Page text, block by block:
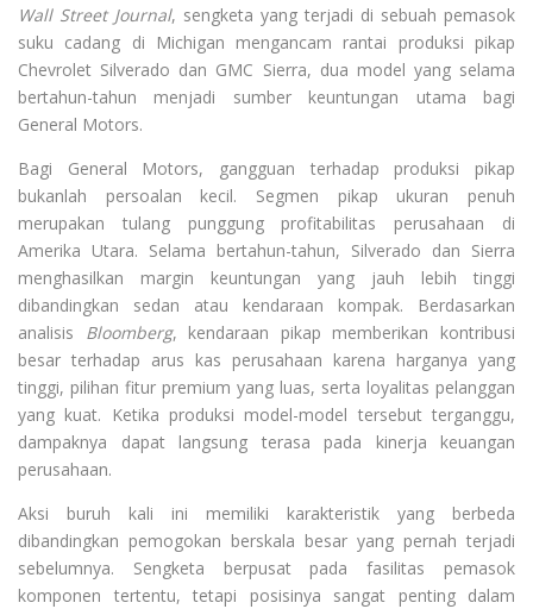
Wall Street Journal, sengketa yang terjadi di sebuah pemasok
suku cadang di Michigan mengancam rantai produksi pikap
Chevrolet Silverado dan GMC Sierra, dua model yang selama
bertahun-tahun menjadi sumber keuntungan utama bagi
General Motors.
Bagi General Motors, gangguan terhadap produksi pikap
bukanlah persoalan kecil. Segmen pikap ukuran penuh
merupakan tulang punggung profitabilitas perusahaan di
Amerika Utara. Selama bertahun-tahun, Silverado dan Sierra
menghasilkan margin keuntungan yang jauh lebih tinggi
dibandingkan sedan atau kendaraan kompak. Berdasarkan
analisis Bloomberg, kendaraan pikap memberikan kontribusi
besar terhadap arus kas perusahaan karena harganya yang
tinggi, pilihan fitur premium yang luas, serta loyalitas pelanggan
yang kuat. Ketika produksi model-model tersebut terganggu,
dampaknya dapat langsung terasa pada kinerja keuangan
perusahaan.
Aksi buruh kali ini memiliki karakteristik yang berbeda
dibandingkan pemogokan berskala besar yang pernah terjadi
sebelumnya. Sengketa berpusat pada fasilitas pemasok
komponen tertentu, tetapi posisinya sangat penting dalam